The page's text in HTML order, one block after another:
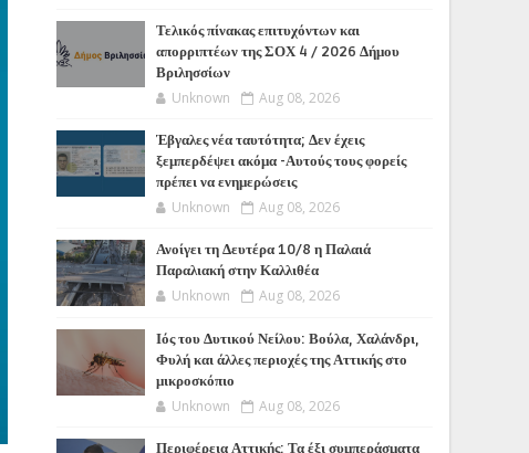
Τελικός πίνακας επιτυχόντων και
απορριπτέων της ΣΟΧ 4 / 2026 Δήμου
Βριλησσίων
Unknown Aug 08, 2026
Έβγαλες νέα ταυτότητα; Δεν έχεις
ξεμπερδέψει ακόμα -Αυτούς τους φορείς
πρέπει να ενημερώσεις
Unknown Aug 08, 2026
Ανοίγει τη Δευτέρα 10/8 η Παλαιά
Παραλιακή στην Καλλιθέα
Unknown Aug 08, 2026
Ιός του Δυτικού Νείλου: Βούλα, Χαλάνδρι,
Φυλή και άλλες περιοχές της Αττικής στο
μικροσκόπιο
Unknown Aug 08, 2026
Περιφέρεια Αττικής: Τα έξι συμπεράσματα